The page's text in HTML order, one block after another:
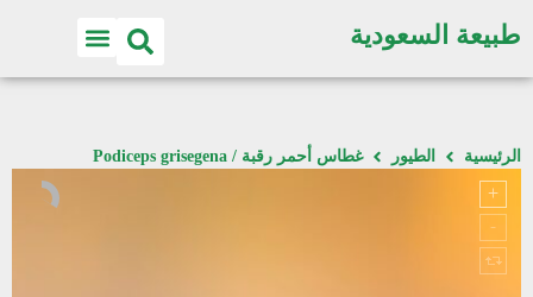
طبيعة السعودية
الرئيسية الطيور غطاس أحمر رقبة / Podiceps grisegena